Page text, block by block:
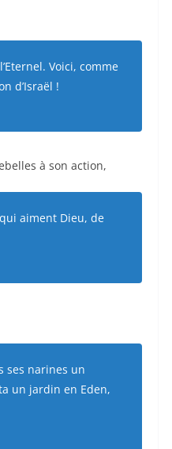
Voici, comme
d’Israël !
à son action,
aiment Dieu, de
ses narines un
un jardin en Eden,